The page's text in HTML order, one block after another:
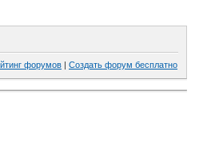
форумов Создать форум бесплатно